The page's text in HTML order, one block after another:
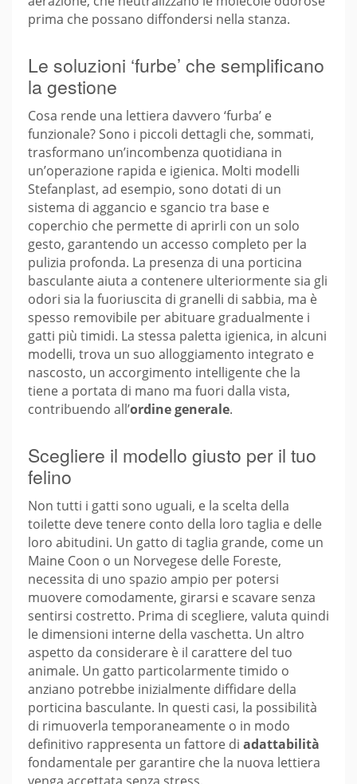
prima che possano diffondersi nella stanza.
Le soluzioni ‘furbe’ che semplificano
la gestione
Cosa rende una lettiera davvero ‘furba’ e
funzionale? Sono i piccoli dettagli che, sommati,
trasformano un’incombenza quotidiana in
un’operazione rapida e igienica. Molti modelli
Stefanplast, ad esempio, sono dotati di un
sistema di aggancio e sgancio tra base e
coperchio che permette di aprirli con un solo
gesto, garantendo un accesso completo per la
pulizia profonda. La presenza di una porticina
basculante aiuta a contenere ulteriormente sia gli
odori sia la fuoriuscita di granelli di sabbia, ma è
spesso removibile per abituare gradualmente i
gatti più timidi. La stessa paletta igienica, in alcuni
modelli, trova un suo alloggiamento integrato e
nascosto, un accorgimento intelligente che la
tiene a portata di mano ma fuori dalla vista,
contribuendo all’ordine generale.
Scegliere il modello giusto per il tuo
felino
Non tutti i gatti sono uguali, e la scelta della
toilette deve tenere conto della loro taglia e delle
loro abitudini. Un gatto di taglia grande, come un
Maine Coon o un Norvegese delle Foreste,
necessita di uno spazio ampio per potersi
muovere comodamente, girarsi e scavare senza
sentirsi costretto. Prima di scegliere, valuta quindi
le dimensioni interne della vaschetta. Un altro
aspetto da considerare è il carattere del tuo
animale. Un gatto particolarmente timido o
anziano potrebbe inizialmente diffidare della
porticina basculante. In questi casi, la possibilità
di rimuoverla temporaneamente o in modo
definitivo rappresenta un fattore di adattabilità
fondamentale per garantire che la nuova lettiera